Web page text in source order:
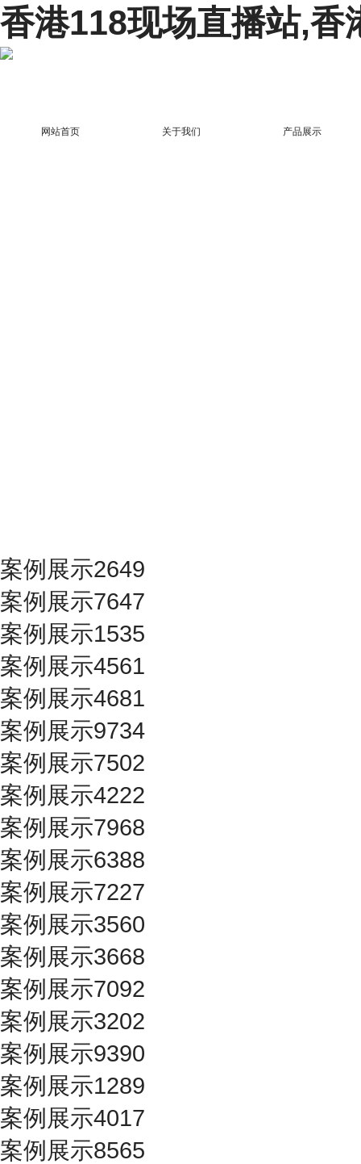
香港118现场直播站,香
网站首页 关于我们 产品展示
案例展示2649
案例展示7647
案例展示1535
案例展示4561
案例展示4681
案例展示9734
案例展示7502
案例展示4222
案例展示7968
案例展示6388
案例展示7227
案例展示3560
案例展示3668
案例展示7092
案例展示3202
案例展示9390
案例展示1289
案例展示4017
案例展示8565